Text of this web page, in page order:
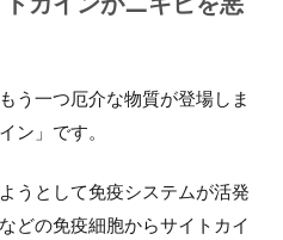
う一つ厄介な物質が登場しま
ン」 です。
うとして免疫システムが活発
どの免疫細胞からサイトカイ